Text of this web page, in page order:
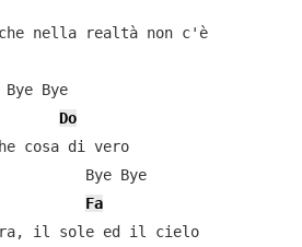
Ti mostro il mondo che nella realtà non c'è
Lasciamo tutti e... Bye Bye
Do
cosa di vero
                             Bye Bye
Fa
il sole ed il cielo